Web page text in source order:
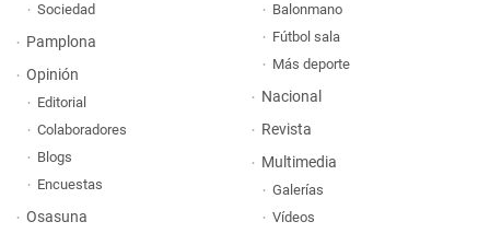
Sociedad
Pamplona
Opinión
Editorial
Colaboradores
Blogs
Encuestas
Osasuna
Balonmano
Fútbol sala
Más deporte
Nacional
Revista
Multimedia
Galerías
Vídeos